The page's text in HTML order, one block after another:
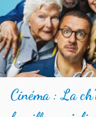
Cinéma : La